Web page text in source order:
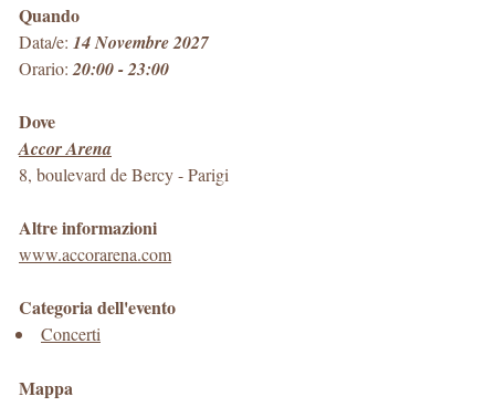
Quando
Data/e: 14 Novembre 2027
Orario: 20:00 - 23:00
Dove
Accor Arena
8, boulevard de Bercy-Parigi
Altre informazioni
www.accorarena.com
Categoria dell'evento
Concerti
Mappa